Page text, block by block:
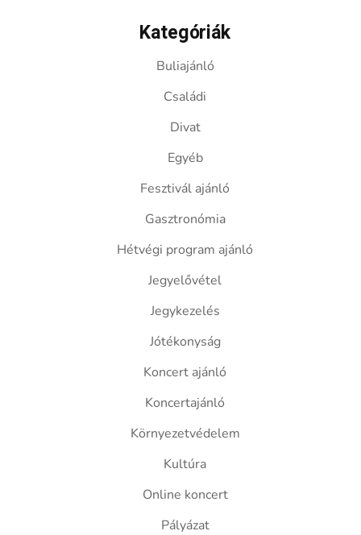
Kategóriák
Buliajánló
Családi
Divat
Egyéb
Fesztivál ajánló
Gasztronómia
Hétvégi program ajánló
Jegyelővétel
Jegykezelés
Jótékonyság
Koncert ajánló
Koncertajánló
Környezetvédelem
Kultúra
Online koncert
Pályázat